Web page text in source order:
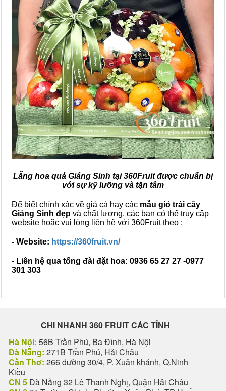
Lẵng hoa quả Giáng Sinh tại 360Fruit được chuẩn bị
với sự kỹ lưỡng và tận tâm
Để biết chính xác về giá cả hay các mẫu giỏ trái cây
Giáng Sinh đẹp và chất lượng, các bạn có thể truy cập
website hoặc vui lòng liên hệ với 360Fruit theo :
- Website: https://360fruit.vn/
- Liên hệ qua tổng đài đặt hoa: 0936 65 27 27 -0977
301 303
CHI NHANH 360 FRUIT CÁC TỈNH
Hà Nội: 56B Trần Phú, Ba Đình, Hà Nội
Đà Nẵng: 271B Trần Phú, Hải Châu
Cần Thơ: 266 đường 30/4, P. Xuân khánh, Q.Ninh
Kiều
CN 5Đà Nẵng 32 Lê Thanh Nghị, Quận Hải Châu